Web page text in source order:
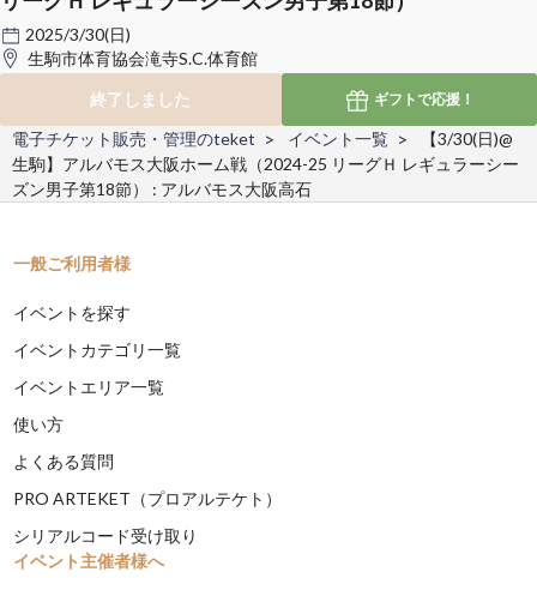
2025/3/30(日)
生駒市体育協会滝寺S.C.体育館
終了しました
ギフトで応援！
電子チケット販売・管理のteket イベント一覧
【3/30(日)@
生駒】アルバモス大阪ホーム戦（2024-25 リーグＨ レギュラーシー
ズン男子第18節） : アルバモス大阪高石
一般ご利用者様
イベントを探す
イベントカテゴリ一覧
イベントエリア一覧
使い方
よくある質問
PRO ARTEKET（プロアルテケト）
シリアルコード受け取り
イベント主催者様へ